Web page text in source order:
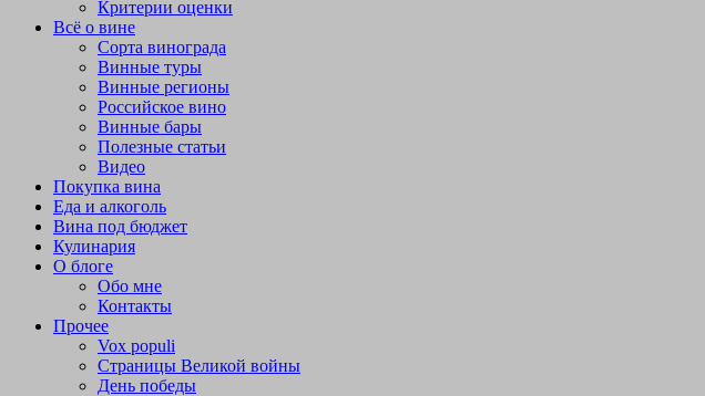
Критерии оценки
Всё о вине
Сорта винограда
Винные туры
Винные регионы
Российское вино
Винные бары
Полезные статьи
Видео
Покупка вина
Еда и алкоголь
Вина под бюджет
Кулинария
О блоге
Обо мне
Контакты
Прочее
Vox populi
Страницы Великой войны
День победы